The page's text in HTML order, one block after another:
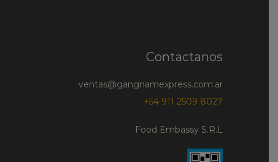
Contactanos
ventas@gangnamexpress.com.ar
+54 911 2509 8027
Food Embassy S.R.L